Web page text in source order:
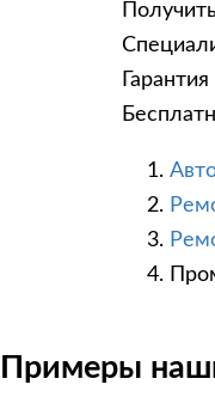
Примеры